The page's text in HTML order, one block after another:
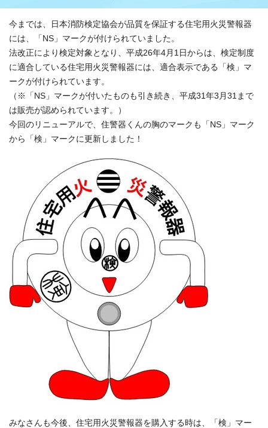
今までは、日本消防検定協会が品質を保証する住宅用火災警報器
には、「NS」マークが付けられていました。
法改正により検定対象となり、平成26年4月1日からは、検定制度
に適合している住宅用火災警報器には、適合表示である「検」マ
ークが付けられています。
（※「NS」マークが付いたものも引き続き、平成31年3月31まで
は販売が認められています。）
今回のリニューアルで、住警器くんの胸のマークも「NS」マーク
から「検」マークに更新しました！
みなさんも今後、住宅用火災警報器を購入する時は、「検」マー